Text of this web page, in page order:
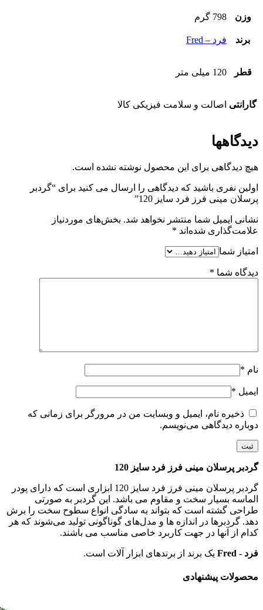
وزن 798 گرم
برند فرد – Fred
قطر 120 میلی متر
گارانتی اصالت و سلامت فیزیکی کالا
دیدگاهها
هیچ دیدگاهی برای این محصول نوشته نشده است.
اولین نفری باشید که دیدگاهی را ارسال می کنید برای “گردبر
پرسلان مینی فرز فرد سایز 120”
نشانی ایمیل شما منتشر نخواهد شد. بخش‌های موردنیاز
علامت‌گذاری شده‌اند *
امتیاز شما
دیدگاه شما *
نام *
ایمیل *
ذخیره نام، ایمیل و وبسایت من در مرورگر برای زمانی که
دوباره دیدگاهی می‌نویسم.
گردبر پرسلان مینی فرز فرد سایز 120
گردبر پرسلان مینی فرز فرد سایز 120
ابزاری است که دارای پودر
الماسه بسیار سخت و مقاوم می باشد. این گردبر به صورتی
طراحی گشته است که بتواند به سادگی انواع سطوح سخت را برش
دهد. گردبرها در اندازه ها و مدل‌های گوناگونی تولید می‌شوند که هر
کدام از آنها در جهت کاربرد خاصی مناسب می باشند.
فرد - Fred یک برند از برندهای ابزار آلات است.
محصولات پیشنهادی